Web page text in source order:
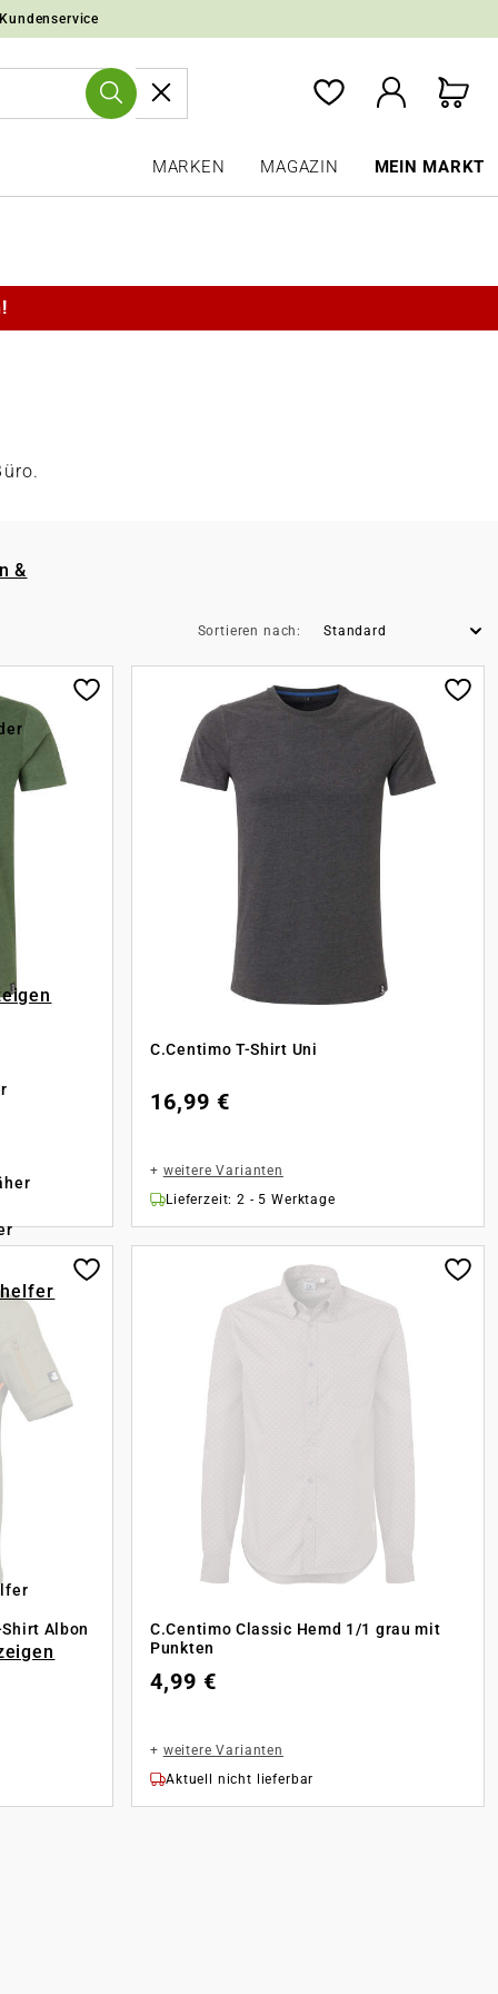
MARKEN MAGAZIN MEIN MARKT
&
Sortieren nach:
C.Centimo T-Shirt Uni
16,99 €
+ weitere Varianten
Lieferzeit: 2 - 5 Werktage
Shirt Albon
C.Centimo Classic Hemd 1/1 grau mit
Punkten
4,99 €
+ weitere Varianten
Aktuell nicht lieferbar